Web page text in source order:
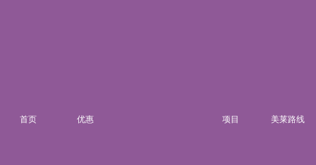
首页 优惠 项目 美莱路线